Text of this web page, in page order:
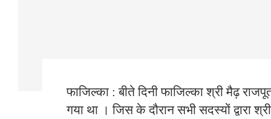
फाजिल्का : बीते दिनी फाजिल्का श्री मैढ़
गया था । जिस के दौरान सभी सदस्यों द्वारा